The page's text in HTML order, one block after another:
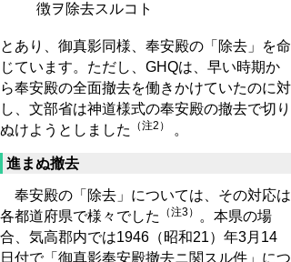
徴ヲ除去スルコト
とあり、御真影同様、奉安殿の「除去」を命
じています。ただし、GHQは、早い時期か
ら奉安殿の全面撤去を働きかけていたのに対
し、文部省は神道様式の奉安殿の撤去で切り
ぬけようとしました
（注2） 。
進まぬ撤去
奉安殿の「除去」については、その対応は
各都道府県で様々でした
（注3）
。本県の場
合、気高郡内では1946（昭和21）年3月14
日付で「御真影奉安殿撤去ニ関スル件」につ